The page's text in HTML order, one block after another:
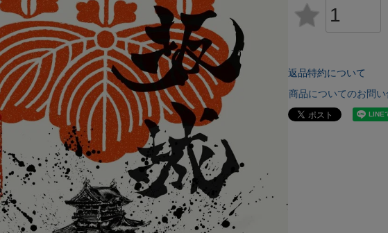
返品特約について
商品についてのお問